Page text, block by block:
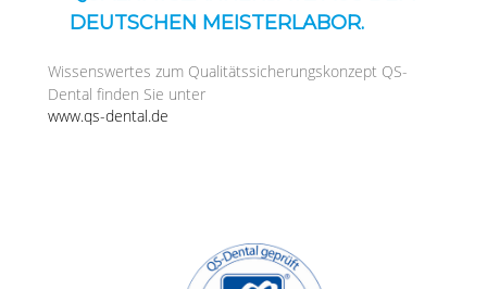
DEUTSCHEN MEISTERLABOR.
Wissenswertes zum Qualitätssicherungskonzept QS-
Dental finden Sie unter
www.qs-dental.de